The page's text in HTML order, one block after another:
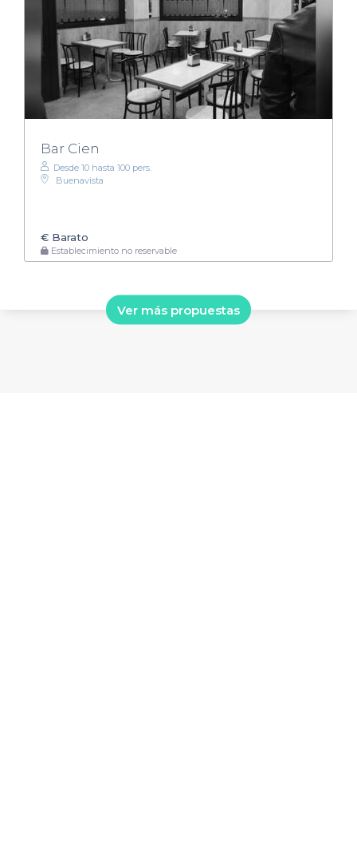
Bar Cien
Desde 10 hasta 100 pers.
Buenavista
€ Barato
Establecimiento no reservable
Ver más propuestas